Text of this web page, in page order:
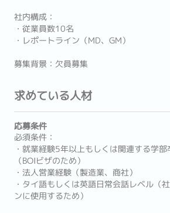
社内構成：
・従業員数10名
・レポートライン（MD、GM）
募集背景：欠員募集
求めている人材
応募条件
必須条件：
・就業経験5年以上もしくは関連する学
（BOIビザのため）
・法人営業経験（製造業、商社）
・タイ語もしくは英語日常会話レベル（
ンに使用するため）